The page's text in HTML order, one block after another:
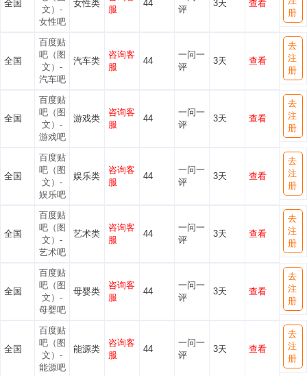
全国
文）-
女性吧
女性类
服
44
评
3天 查看
册
全国
百度贴
吧（图
文）-
汽车吧
汽车类
咨询客
服
44
一问一
评
3天 查看
去
注
册
全国
百度贴
吧（图
文）-
游戏吧
游戏类
咨询客
服
44
一问一
评
3天 查看
去
注
册
全国
百度贴
吧（图
文）-
娱乐吧
娱乐类
咨询客
服
44
一问一
评
3天 查看
去
注
册
全国
百度贴
吧（图
文）-
艺术吧
艺术类
咨询客
服
44
一问一
评
3天 查看
去
注
册
全国
百度贴
吧（图
文）-
母婴吧
母婴类
咨询客
服
44
一问一
评
3天 查看
去
注
册
全国
百度贴
吧（图
文）-
能源吧
能源类
咨询客
服
44
一问一
评
3天 查看
去
注
册